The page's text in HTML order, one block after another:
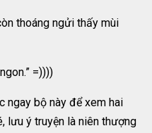
thoáng ngửi thấy mùi
=))))
ngay bộ này để xem hai
lưu ý truyện là niên thượng